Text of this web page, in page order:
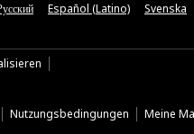
Español (Latino) Svenska
Nutzungsbedingungen Meine